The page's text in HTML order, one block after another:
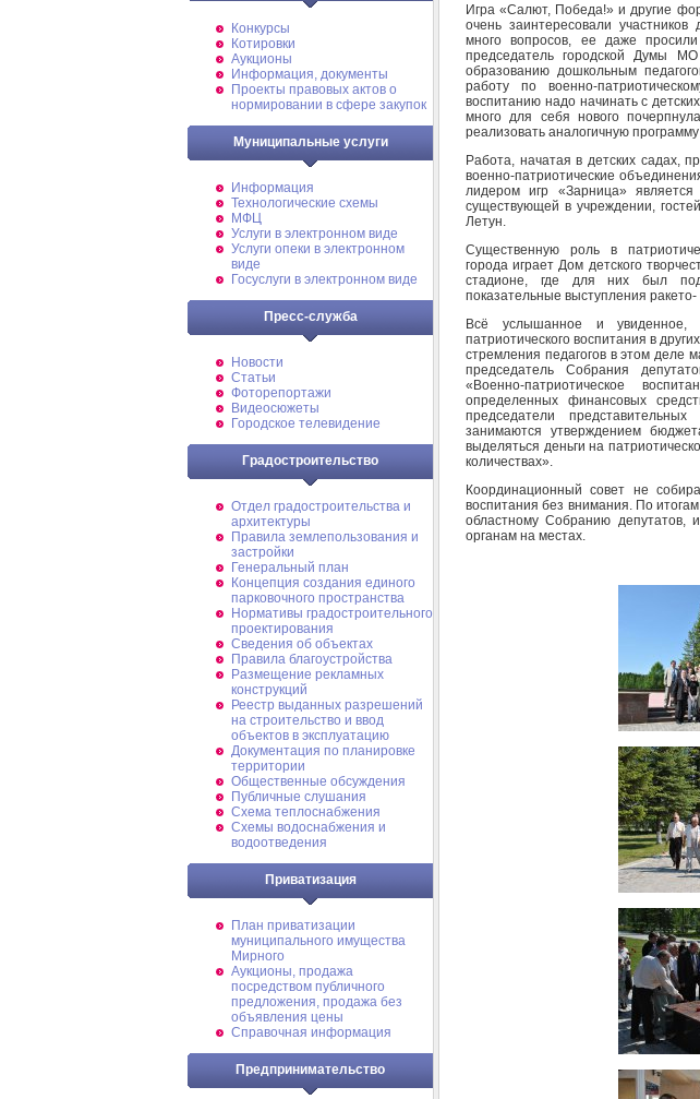
Конкурсы
Котировки
Аукционы
Информация, документы
Проекты правовых актов о
нормировании в сфере закупок
Муниципальные услуги
Информация
Технологические схемы
МФЦ
Услуги в электронном виде
Услуги опеки в электронном
виде
Госуслуги в электронном виде
Пресс-служба
Новости
Статьи
Фоторепортажи
Видеосюжеты
Городское телевидение
Градостроительство
Отдел градостроительства и
архитектуры
Правила землепользования и
застройки
Генеральный план
Концепция создания единого
парковочного пространства
Нормативы градостроительного
проектирования
Сведения об объектах
Правила благоустройства
Размещение рекламных
конструкций
Реестр выданных разрешений
на строительство и ввод
объектов в эксплуатацию
Документация по планировке
территории
Общественные обсуждения
Публичные слушания
Схема теплоснабжения
Схемы водоснабжения и
водоотведения
Приватизация
План приватизации
муниципального имущества
Мирного
Аукционы, продажа
посредством публичного
предложения, продажа без
объявления цены
Справочная информация
Предпринимательство
Игра «Салют, Победа!» и другие
очень заинтересовали
много вопросов, ее даже
председатель городской Думы
образованию дошкольным
работу по военно-
воспитанию надо начинать с
много для себя нового
реализовать аналогичную
Работа, начатая в детских садах,
военно-патриотические
лидером игр «Зарница»
существующей в учреждении,
Летун.
Существенную роль в
города играет Дом детского
стадионе, где для них был
показательные выступления
Всё услышанное и увиденное,
патриотического воспитания в
стремления педагогов в этом деле
председатель Собрания
«Военно-патриотическое
определенных финансовых
председатели
занимаются утверждением
выделяться деньги на
количествах».
Координационный совет не
воспитания без внимания. По
областному Собранию депутатов,
органам на местах.